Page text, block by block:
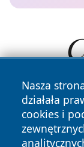
Nasza
działała
cookies i